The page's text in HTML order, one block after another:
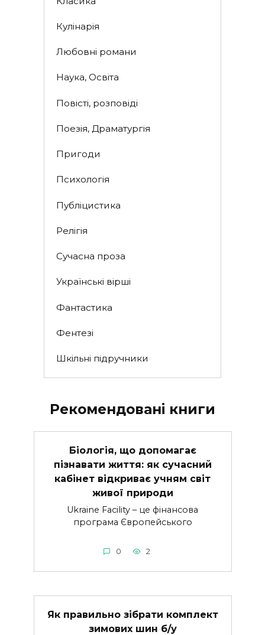
Кулінарія
Любовні романи
Наука, Освіта
Повісті, розповіді
Поезія, Драматургія
Пригоди
Психологія
Публіцистика
Релігія
Сучасна проза
Українські вірші
Фантастика
Фентезі
Шкільні підручники
Рекомендовані книги
Біологія, що допомагає
пізнавати життя: як сучасний
кабінет відкриває учням світ
живої природи
Ukraine Facility – це фінансова
програма Європейського
0 2
Як правильно зібрати комплект
зимових шин б/у